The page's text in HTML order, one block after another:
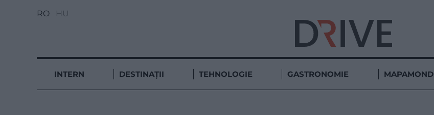
RO HU
INTERN DESTINAȚII TEHNOLOGIE GASTRONOMIE MAPAMOND